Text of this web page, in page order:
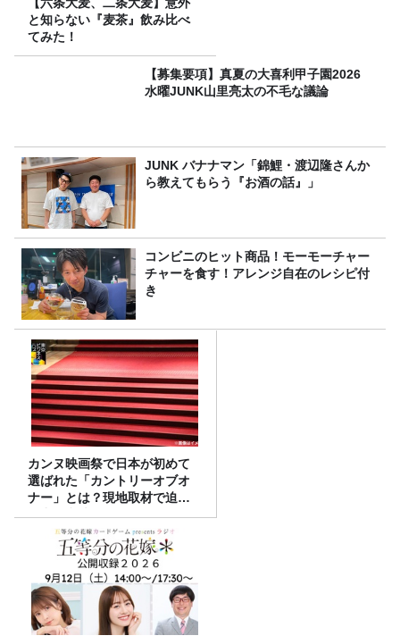
と知らない『麦茶』飲み比べ
てみた！
【募集要項】真夏の大喜利甲子園2026
水曜JUNK山里亮太の不毛な議論
JUNK バナナマン「錦鯉・渡辺隆さんか
ら教えてもらう『お酒の話』」
コンビニのヒット商品！モーモーチャー
チャーを食す！アレンジ自在のレシピ付
き
カンヌ映画祭で日本が初めて
選ばれた「カントリーオブオ
ナー」とは？現地取材で迫る
選出の意味